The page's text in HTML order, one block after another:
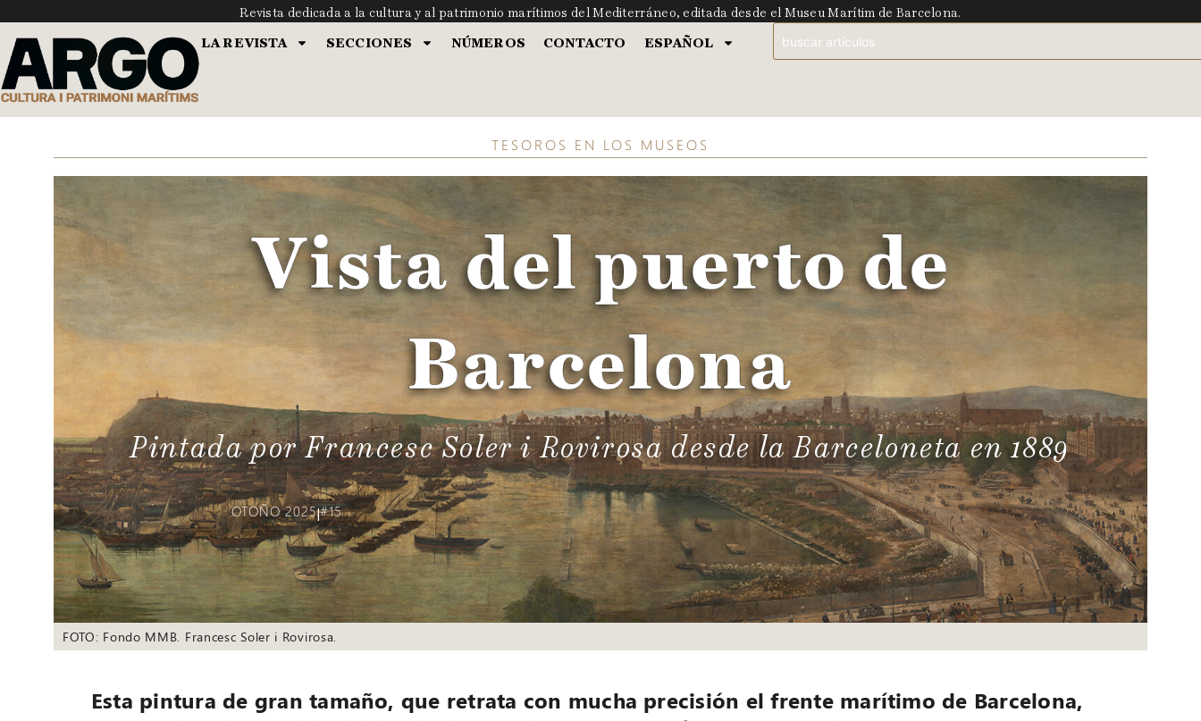
Revista dedicada a la cultura y al patrimonio marítimos del Mediterráneo, editada desde el Museu Marítim de Barcelona.
LA REVISTA SECCIONES NÚMEROS CONTACTO ESPAÑOL
TESOROS EN LOS MUSEOS
Vista del puerto de
Barcelona
Pintada por Francesc Soler i Rovirosa desde la Barceloneta en 1889
OTOÑO 2025|#15
FOTO: Fondo MMB. Francesc Soler i Rovirosa.
Esta pintura de gran tamaño, que retrata con mucha precisión el frente marítimo de Barcelona, ​​